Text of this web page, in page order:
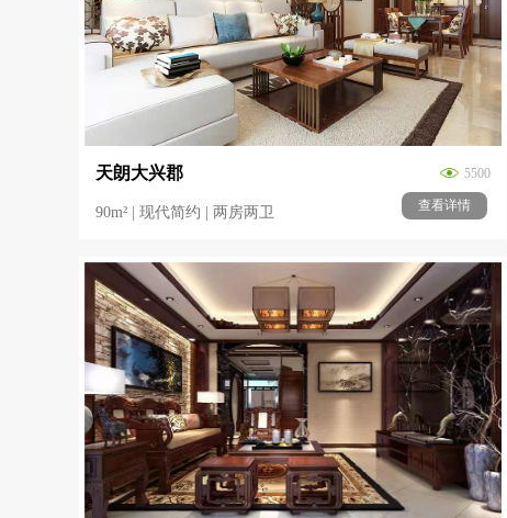
天朗大兴郡 5500
90m² | 现代简约 | 两房两卫 查看详情